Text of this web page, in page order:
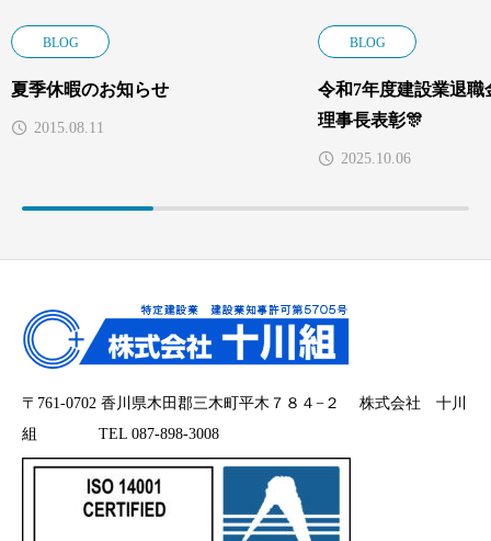
BLOG
夏季休暇のお知らせ
2015.08.11
BLOG
令和7年度建設業退
理事長表彰🎊
2025.10.06
〒761-0702 香川県木田郡三木町平木７８４−２ 株式会社 十川
組 TEL 087-898-3008